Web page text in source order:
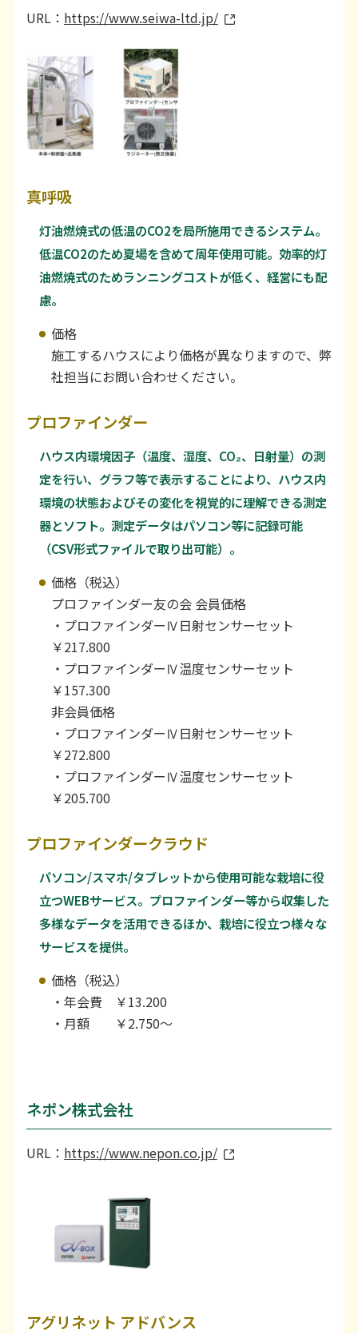
URL： https://www.seiwa-ltd.jp/
真呼吸
灯油燃焼式の低温のCO2を局所施用できるシステム。
低温CO2のため夏場を含めて周年使用可能。効率的灯
油燃焼式のためランニングコストが低く、経営にも配
慮。
価格
施工するハウスにより価格が異なりますので、弊
社担当にお問い合わせください。
プロファインダー
ハウス内環境因子（温度、湿度、CO₂、日射量）の測
定を行い、グラフ等で表示することにより、ハウス内
環境の状態およびその変化を視覚的に理解できる測定
器とソフト。測定データはパソコン等に記録可能
（CSV形式ファイルで取り出可能）。
価格（税込）
プロファインダー友の会 会員価格
・プロファインダーⅣ日射センサーセット
￥217.800
・プロファインダーⅣ温度センサーセット
￥157.300
非会員価格
・プロファインダーⅣ日射センサーセット
￥272.800
・プロファインダーⅣ温度センサーセット
￥205.700
プロファインダークラウド
パソコン/スマホ/タブレットから使用可能な栽培に役
立つWEBサービス。プロファインダー等から収集した
多様なデータを活用できるほか、栽培に役立つ様々な
サービスを提供。
価格（税込）
・年会費 ￥13.200
・月額 ￥2.750～
ネポン株式会社
URL： https://www.nepon.co.jp/
アグリネット アドバンス